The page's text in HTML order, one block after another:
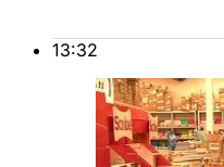
13:32